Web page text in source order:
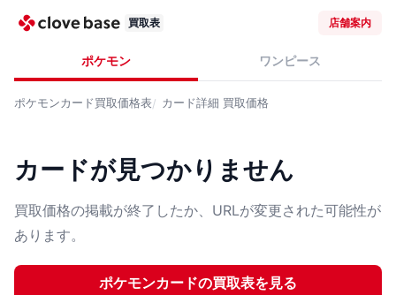
買取表 店舗案内
ポケモン ワンピース
ポケモンカード買取価格表 カード詳細 買取価格
カードが見つかりません
買取価格の掲載が終了したか、URLが変更された可能性が
あります。
ポケモンカードの買取表を見る